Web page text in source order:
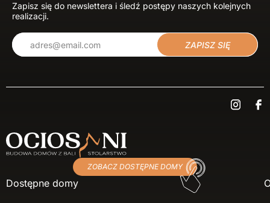
Zapisz się do newslettera i śledź postępy naszych kolejnych
realizacji.
ZAPISZ SIĘ
ZOBACZ DOSTĘPNE DOMY
Dostępne domy